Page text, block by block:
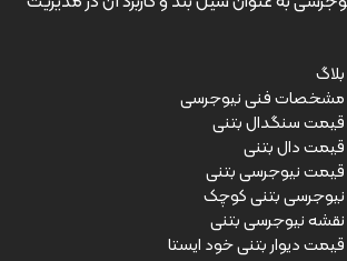
بلاگ
مشخصات فنی نیوجرسی
قیمت سنگدال بتنی
قیمت دال بتنی
قیمت نیوجرسی بتنی
نیوجرسی بتنی کوچک
نقشه نیوجرسی بتنی
قیمت دیوار بتنی خود ایستا